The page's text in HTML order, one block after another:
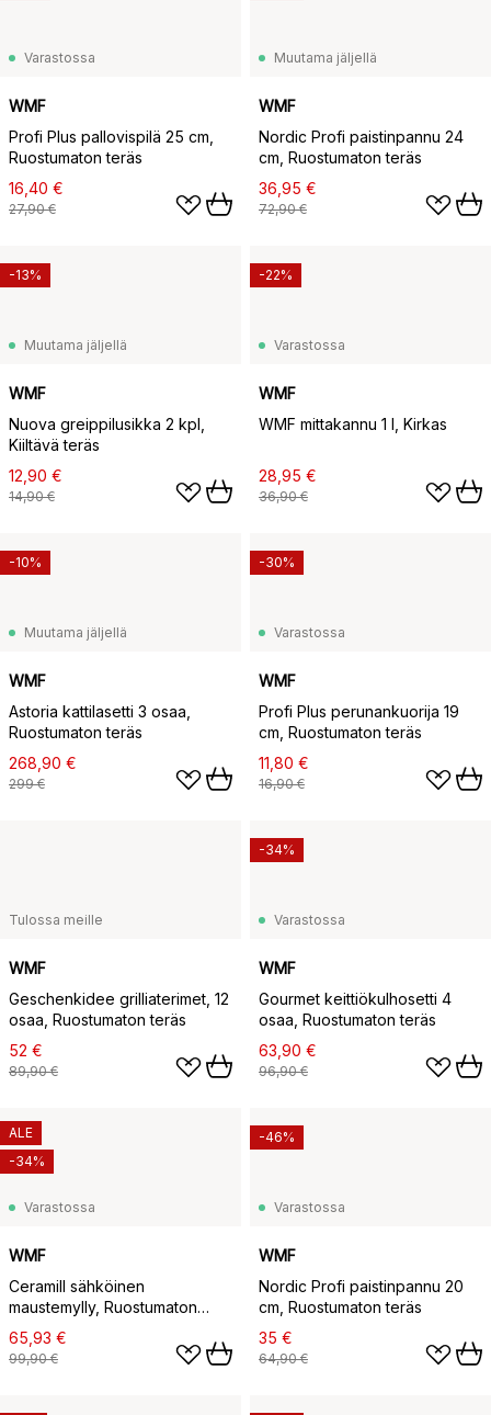
Varastossa
WMF
Profi Plus pallovispilä 25 cm,
Ruostumaton teräs
16,40 €
27,90 €
Muutama jäljellä
WMF
Nordic Profi paistinpannu 24
cm, Ruostumaton teräs
36,95 €
72,90 €
Muutama jäljellä
WMF
Nuova greippilusikka 2 kpl,
Kiiltävä teräs
12,90 €
14,90 €
-13%
Varastossa
WMF
WMF mittakannu 1 l, Kirkas
28,95 €
36,90 €
-22%
Muutama jäljellä
WMF
Astoria kattilasetti 3 osaa,
Ruostumaton teräs
268,90 €
299 €
-10%
Varastossa
WMF
Profi Plus perunankuorija 19
cm, Ruostumaton teräs
11,80 €
16,90 €
-30%
Tulossa meille
WMF
Geschenkidee grilliaterimet, 12
osaa, Ruostumaton teräs
52 €
89,90 €
Varastossa
WMF
Gourmet keittiökulhosetti 4
osaa, Ruostumaton teräs
63,90 €
96,90 €
-34%
Varastossa
WMF
Ceramill sähköinen
maustemylly, Ruostumaton
teräs
65,93 €
99,90 €
ALE
-34%
Varastossa
WMF
Nordic Profi paistinpannu 20
cm, Ruostumaton teräs
35 €
64,90 €
-46%